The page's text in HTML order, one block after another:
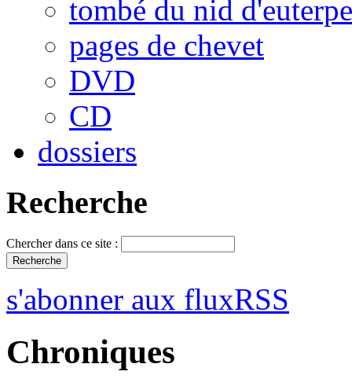
tombé du nid d'euterpe
pages de chevet
DVD
CD
dossiers
Recherche
Chercher dans ce site :
s'abonner aux fluxRSS
Chroniques